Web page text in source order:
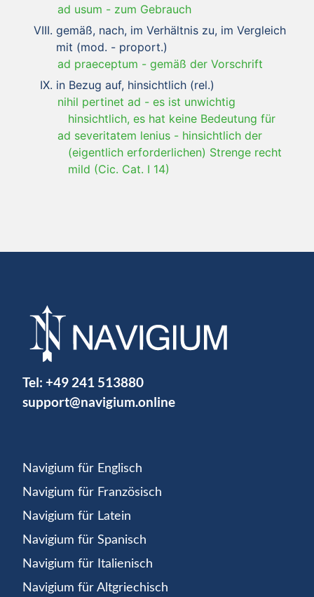
ad usum - zum Gebrauch
gemäß, nach, im Verhältnis zu, im Vergleich
mit (mod. - proport.)
ad praeceptum - gemäß der Vorschrift
in Bezug auf, hinsichtlich (rel.)
nihil pertinet ad - es ist unwichtig
hinsichtlich, es hat keine Bedeutung für
ad severitatem lenius - hinsichtlich der
(eigentlich erforderlichen) Strenge recht
mild (Cic. Cat. I 14)
Tel: +49 241 513880
support@navigium.online
Navigium für Englisch
Navigium für Französisch
Navigium für Latein
Navigium für Spanisch
Navigium für Italienisch
Navigium für Altgriechisch